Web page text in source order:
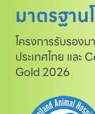
มาตรฐา
โครงการรับรอง
ประเทศไทย และ
Gold 2026